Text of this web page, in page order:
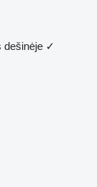
dešinėje ✓